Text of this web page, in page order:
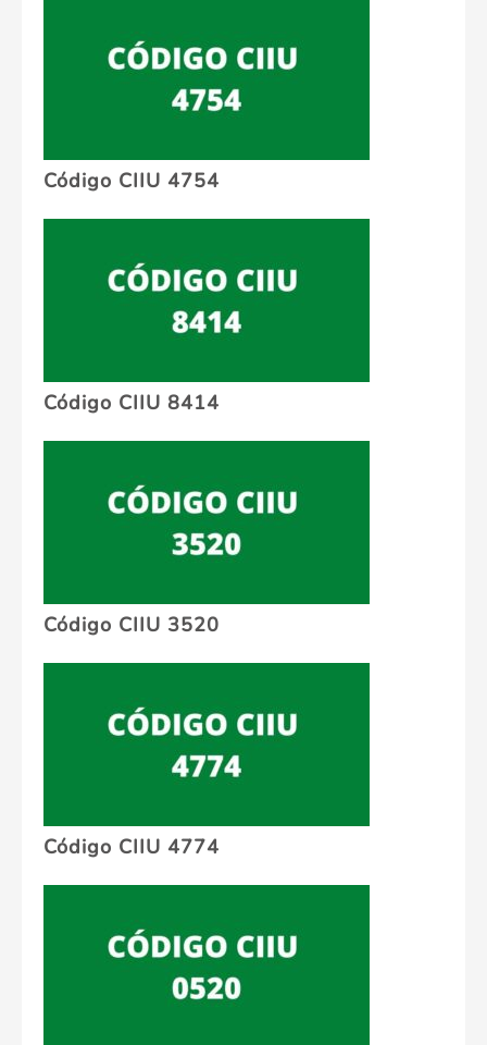
Código CIIU 4754
Código CIIU 8414
Código CIIU 3520
Código CIIU 4774